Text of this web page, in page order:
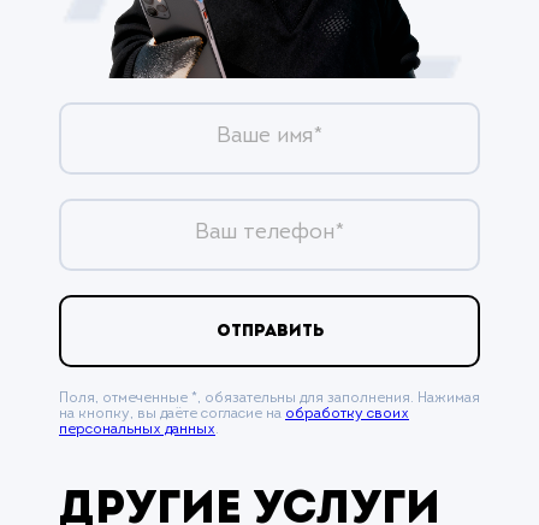
Ваше имя*
Ваш телефон*
ОТПРАВИТЬ
Поля, отмеченные *, обязательны для заполнения. Нажимая
на кнопку, вы даёте согласие на обработку своих
персональных данных.
Другие услуги